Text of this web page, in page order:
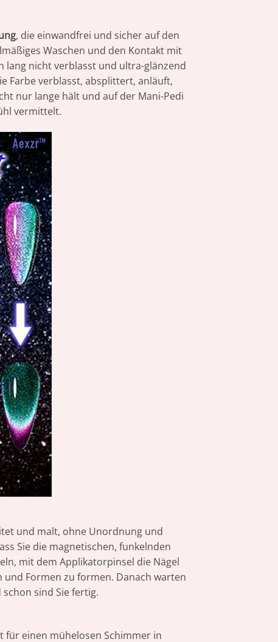
, die einwandfrei und sicher auf den
Waschen und den Kontakt mit
lang nicht verblasst und ultra-glänzend
Farbe verblasst, absplittert, anläuft,
nur lange hält und auf der Mani-Pedi
vermittelt.
und malt, ohne Unordnung und
Sie die magnetischen, funkelnden
mit dem Applikatorpinsel die Nägel
Formen zu formen. Danach warten
sind Sie fertig.
einen mühelosen Schimmer in